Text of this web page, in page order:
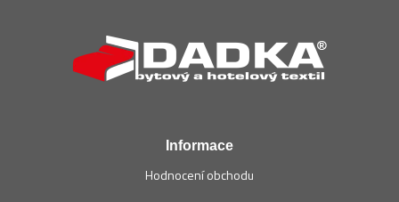
Informace
Hodnocení obchodu